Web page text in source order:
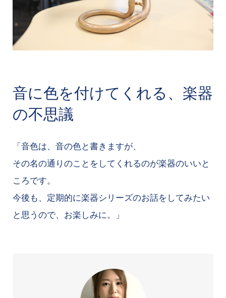
音に色を付けてくれる、楽器
の不思議
「音色は、音の色と書きますが、
その名の通りのことをしてくれるのが楽器のいいと
ころです。
今後も、定期的に楽器シリーズのお話をしてみたい
と思うので、お楽しみに。」